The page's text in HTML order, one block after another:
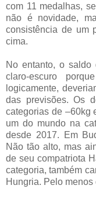
com 11 medalhas,
não é novidade,
consistência de um
cima.
No entanto, o saldo
claro-escuro
logicamente,
das previsões. Os
categorias de –60kg
um do mundo na
desde 2017. Em
Não tão alto, mas
de seu compatriota
categoria, também
Hungria. Pelo